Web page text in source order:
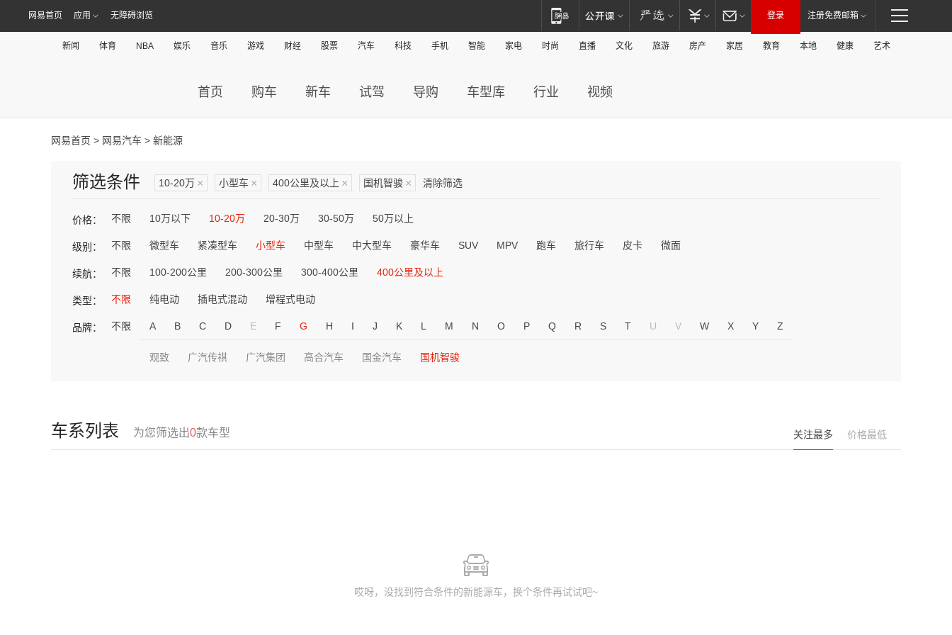
网易首页 应用 无障碍浏览 登录 注册免费邮箱
新闻 体育 NBA 娱乐 音乐 游戏 财经 股票 汽车 科技 手机 智能 家电 时尚 直播 文化 旅游 房产 家居 教育 本地 健康 艺术
首页 购车 新车 试驾 导购 车型库 行业 视频
网易首页 > 网易汽车 > 新能源
筛选条件 10-20万 × 小型车 × 400公里及以上 × 国机智骏 × 清除筛选
价格： 不限 10万以下 10-20万 20-30万 30-50万 50万以上
级别： 不限 微型车 紧凑型车 小型车 中型车 中大型车 豪华车 SUV MPV 跑车 旅行车 皮卡 微面
续航： 不限 100-200公里 200-300公里 300-400公里 400公里及以上
类型： 不限 纯电动 插电式混动 增程式电动
品牌： 不限 A B C D E F G H I J K L M N O P Q R S T U V W X Y Z
观致 广汽传祺 广汽集团 高合汽车 国金汽车 国机智骏
车系列表 为您筛选出0款车型 关注最多 价格最低
哎呀，没找到符合条件的新能源车，换个条件再试试吧~